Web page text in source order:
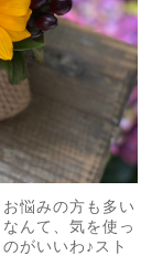
悩みの方も多い
んて、気を使っ
がいいわ♪スト